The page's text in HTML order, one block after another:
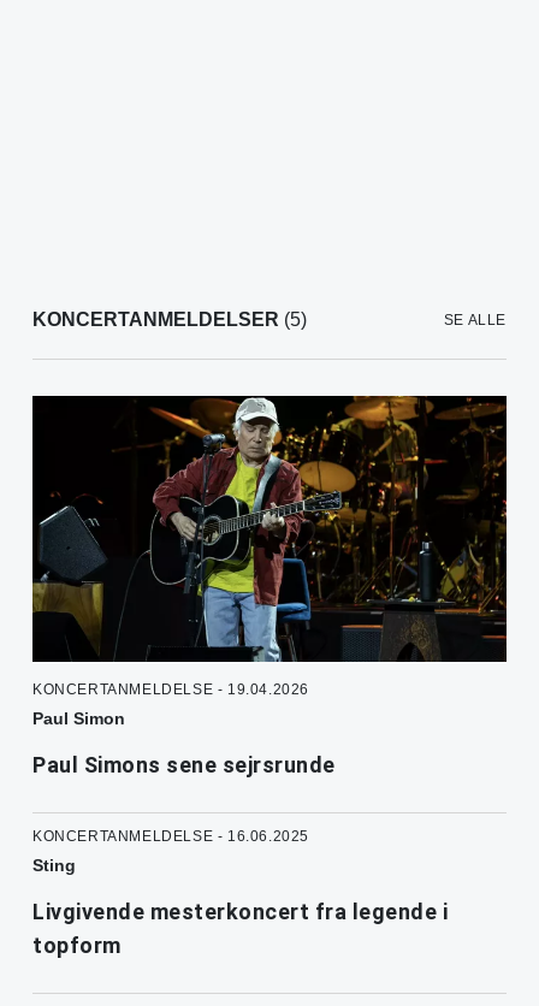
KONCERTANMELDELSER (5) SE ALLE
KONCERTANMELDELSE - 19.04.2026
Paul Simon
Paul Simons sene sejrsrunde
KONCERTANMELDELSE - 16.06.2025
Sting
Livgivende mesterkoncert fra legende i
topform